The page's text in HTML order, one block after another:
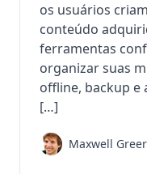
os usuários
conteúdo
ferramentas
organizar suas
offline, backup e
[…]
Maxwell Greer